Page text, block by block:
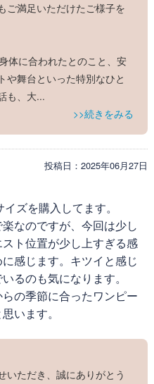
ご満足いただけたご様子を
体に合われたとのこと、安
や舞台といった特別なひと
も、大...
>>続きをみる
投稿日： 2025年06月27日
ズを購入してます。
なのですが、今回は少し
ト位置が少し上すぎる感
感じます。キツイと感じ
るのも気になります。
の季節に合ったワンピー
います。
いただき、誠にありがとう